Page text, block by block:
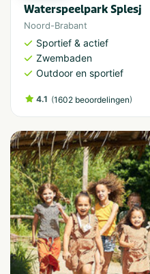
Waterspeelpark Splesj
Noord-Brabant
Sportief & actief
Zwembaden
Outdoor en sportief
4.1 (1602 beoordelingen)